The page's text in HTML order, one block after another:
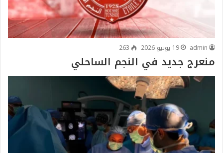
admin 19 يونيو 2026 263
منعرج جديد في النجم الساحلي